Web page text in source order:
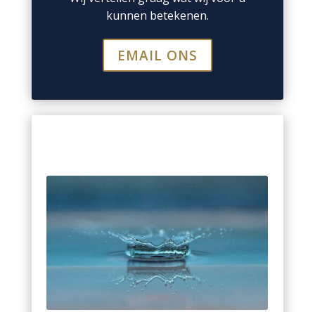
kunnen betekenen.
EMAIL ONS